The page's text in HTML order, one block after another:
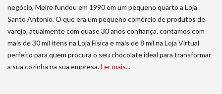
negócio, Meire fundou em 1990 em um pequeno quarto a Loja
Santo Antonio. O que era um pequeno comércio de produtos de
varejo, atualmente com quase 30 anos confiança, contamos com
mais de 30 mil itens na Loja Física e mais de 8 mil na Loja Virtual
perfeito para quem procura o seu chocolate ideal para transformar
a sua cozinha na sua empresa.Ler mais...